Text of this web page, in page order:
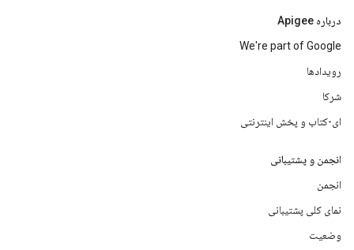
درباره Apigee
We're part of Google
رویدادها
شرکا
ای-کتاب و پخش اینترنتی
انجمن و پشتیبانی
انجمن
نمای کلی پشتیبانی
وضعیت